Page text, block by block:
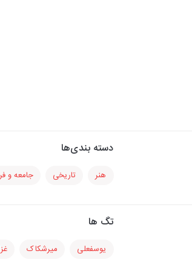
دسته بندی‌ها
هنر تاریخی جامعه و
تگ ها
یوسفعلی میرشکاک